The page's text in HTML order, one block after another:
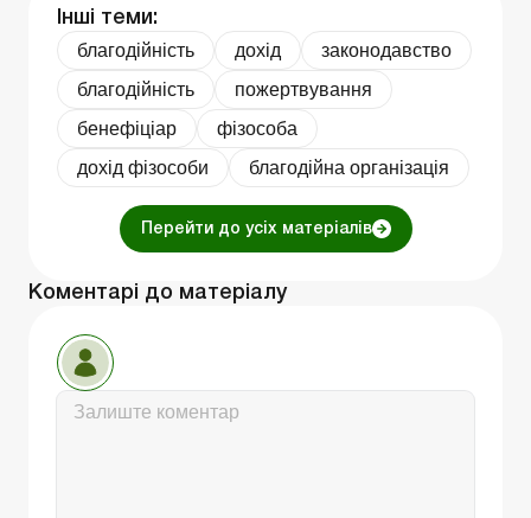
Інші теми:
благодійність дохід
законодавство
благодійність
пожертвування
бенефiцiар
фізособа
дохід фізособи
благодійна організація
Перейти до усіх матеріалів
Коментарі до матеріалу